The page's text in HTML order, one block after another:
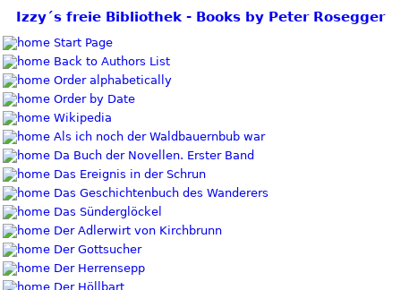
Izzy´s freie Bibliothek - Books by Peter Rosegger
Start Page
Back to Authors List
Order alphabetically
Order by Date
Wikipedia
Als ich noch der Waldbauernbub war
Da Buch der Novellen. Erster Band
Das Ereignis in der Schrun
Das Geschichtenbuch des Wanderers
Das Sünderglöckel
Der Adlerwirt von Kirchbrunn
Der Gottsucher
Der Herrensepp
Der Höllbart